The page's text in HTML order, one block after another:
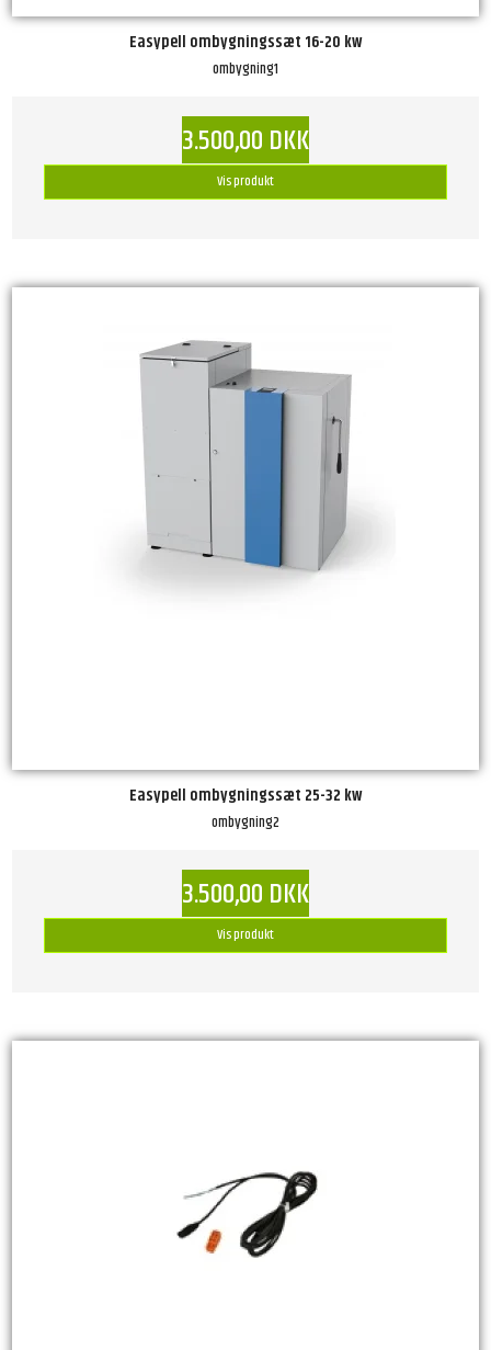
Easypell ombygningssæt 16-20 kw
ombygning1
3.500,00 DKK
Vis produkt
Easypell ombygningssæt 25-32 kw
ombygning2
3.500,00 DKK
Vis produkt